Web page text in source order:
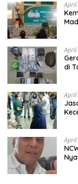
April
April
di
April
April